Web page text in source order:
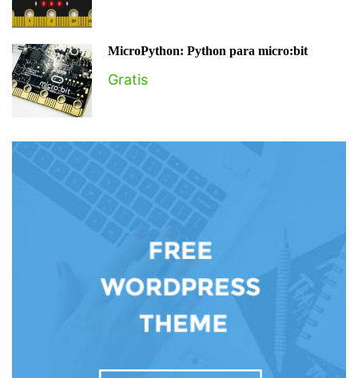
MicroPython: Python para micro:bit
Gratis